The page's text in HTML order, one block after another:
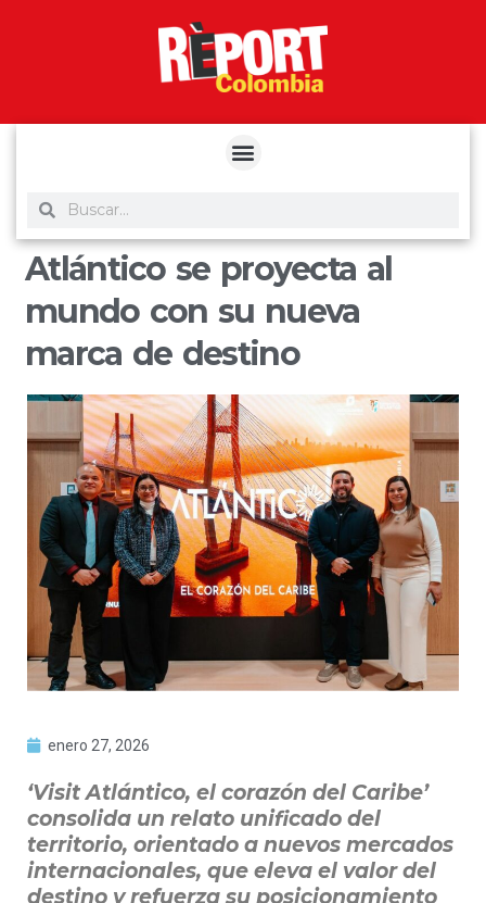
Atlántico se proyecta al
mundo con su nueva
marca de destino
enero 27, 2026
‘Visit Atlántico, el corazón del Caribe’
consolida un relato unificado del
territorio, orientado a nuevos mercados
internacionales, que eleva el valor del
destino y refuerza su posicionamiento